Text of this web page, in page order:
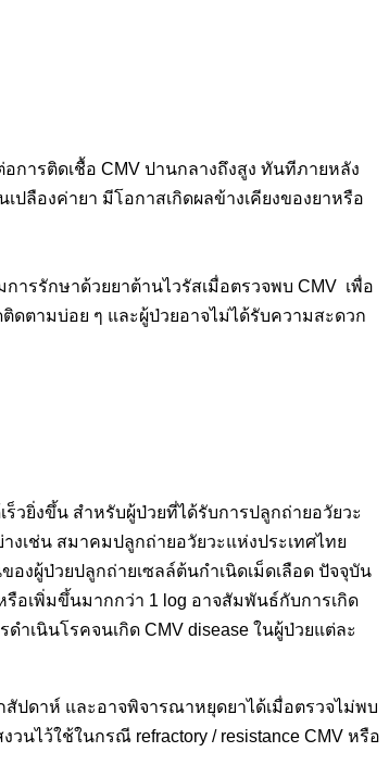
การติดเชื้อ CMV ปานกลางถึงสูง ทันทีภายหลัง
ลืองค่ายา มีโอกาสเกิดผลข้างเคียงของยาหรือ
ารรักษาด้วยยาต้านไวรัสเมื่อตรวจพบ CMV เพื่อ
ดตามบ่อย ๆ และผู้ป่วยอาจไม่ได้รับความสะดวก
วยิ่งขึ้น สำหรับผู้ป่วยที่ได้รับการปลูกถ่ายอวัยวะ
งเช่น สมาคมปลูกถ่ายอวัยวะแห่งประเทศไทย
องผู้ป่วยปลูกถ่ายเซลล์ต้นกำเนิดเม็ดเลือด ปัจจุบัน
รือเพิ่มขึ้นมากกว่า 1 log อาจสัมพันธ์กับการเกิด
เนินโรคจนเกิด CMV disease ในผู้ป่วยแต่ละ
ปดาห์ และอาจพิจารณาหยุดยาได้เมื่อตรวจไม่พบ
นไว้ใช้ในกรณี refractory / resistance CMV หรือ